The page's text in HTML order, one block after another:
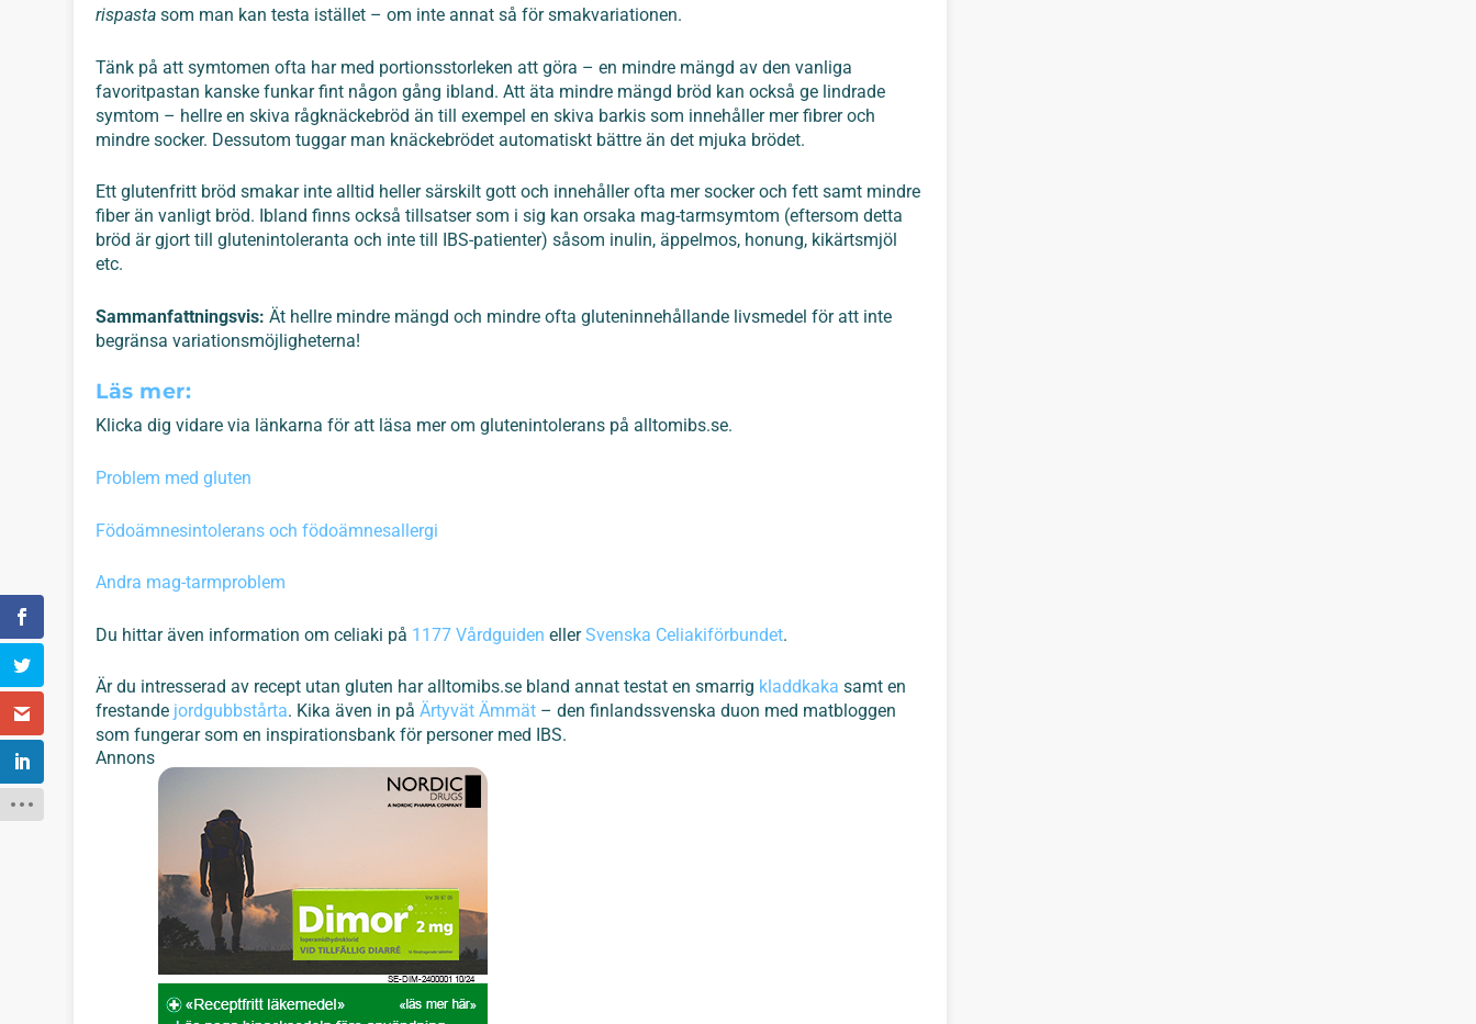
rispasta som man kan testa istället – om inte annat så för smakvariationen.
Tänk på att symtomen ofta har med portionsstorleken att göra – en mindre mängd av den vanliga
favoritpastan kanske funkar fint någon gång ibland. Att äta mindre mängd bröd kan också ge lindrade
symtom – hellre en skiva rågknäckebröd än till exempel en skiva barkis som innehåller mer fibrer och
mindre socker. Dessutom tuggar man knäckebrödet automatiskt bättre än det mjuka brödet.
Ett glutenfritt bröd smakar inte alltid heller särskilt gott och innehåller ofta mer socker och fett samt mindre
fiber än vanligt bröd. Ibland finns också tillsatser som i sig kan orsaka mag-tarmsymtom (eftersom detta
bröd är gjort till glutenintoleranta och inte till IBS-patienter) såsom inulin, äppelmos, honung, kikärtsmjöl
etc.
Sammanfattningsvis: Ät hellre mindre mängd och mindre ofta gluteninnehållande livsmedel för att inte
begränsa variationsmöjligheterna!
Läs mer:
Klicka dig vidare via länkarna för att läsa mer om glutenintolerans på alltomibs.se.
Problem med gluten
Födoämnesintolerans och födoämnesallergi
Andra mag-tarmproblem
Du hittar även information om celiaki på 1177 Vårdguiden ellerSvenska Celiakiförbundet.
Är du intresserad av recept utan gluten har alltomibs.se bland annat testat en smarrig kladdkaka samt en
frestande jordgubbstårta. Kika även in påÄrtyvät Ämmät – den finlandssvenska duon med matbloggen
som fungerar som en inspirationsbank för personer med IBS.
Annons